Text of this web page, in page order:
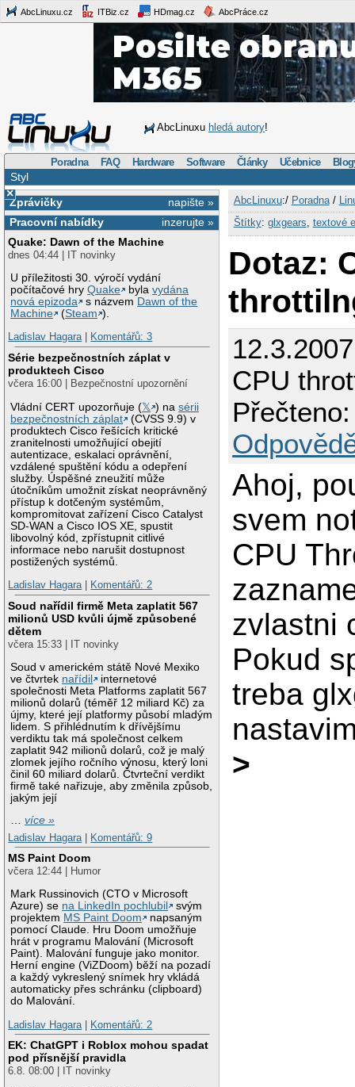
AbcLinuxu.cz ITBiz.cz HDmag.cz AbcPráce.cz
AbcLinuxu hledá autory!
Poradna FAQ Hardware Software Články Učebnice
Styl
×
napište »
Zprávičky
inzerujte »
Pracovní nabídky
Quake: Dawn of the Machine
dnes 04:44 | IT novinky
U příležitosti 30. výročí vydání
počítačové hryQuake bylavydána
nová epizoda
s názvem Dawn of the
Machine
(Steam ).
Ladislav Hagara| Komentářů: 3
Série bezpečnostních záplat v
produktech Cisco
včera 16:00 | Bezpečnostní upozornění
Vládní CERT upozorňuje (𝕏 ) nasérii
bezpečnostních záplat
(CVSS 9.9) v
produktech Cisco řešících kritické
zranitelnosti umožňující obejití
autentizace, eskalaci oprávnění,
vzdálené spuštění kódu a odepření
služby. Úspěšné zneužití může
útočníkům umožnit získat neoprávněný
přístup k dotčeným systémům,
kompromitovat zařízení Cisco Catalyst
SD-WAN a Cisco IOS XE, spustit
libovolný kód, zpřístupnit citlivé
informace nebo narušit dostupnost
postižených systémů.
Ladislav Hagara| Komentářů: 2
Soud nařídil firmě Meta zaplatit 567
milionů USD kvůli újmě způsobené
dětem
včera 15:33 | IT novinky
Soud v americkém státě Nové Mexiko
ve čtvrtek nařídil
internetové
společnosti Meta Platforms zaplatit 567
milionů dolarů (téměř 12 miliard Kč) za
újmy, které její platformy působí mladým
lidem. S přihlédnutím k dřívějšímu
verdiktu tak má společnost celkem
zaplatit 942 milionů dolarů, což je malý
zlomek jejího ročního výnosu, který loni
činil 60 miliard dolarů. Čtvrteční verdikt
firmě také nařizuje, aby změnila způsob,
jakým její
…více »
Ladislav Hagara
Komentářů: 9
MS Paint Doom
včera 12:44 | Humor
Mark Russinovich (CTO v Microsoft
Azure) se na LinkedIn pochlubil
svým
projektem MS Paint Doom
napsaným
pomocí Claude. Hru Doom umožňuje
hrát v programu Malování (Microsoft
Paint). Malování funguje jako monitor.
Herní engine (ViZDoom) běží na pozadí
a každý vykreslený snímek hry vkládá
automaticky přes schránku (clipboard)
do Malování.
Ladislav Hagara
Komentářů: 2
EK: ChatGPT i Roblox mohou spadat
pod přísnější pravidla
6.8. 08:00 | IT novinky
AbcLinuxu:/ Poradna/
Štítky: glxgears textové
Dotaz:
CPU
Ahoj,
svem
CPU
zvlastni
Pokud
treba
>